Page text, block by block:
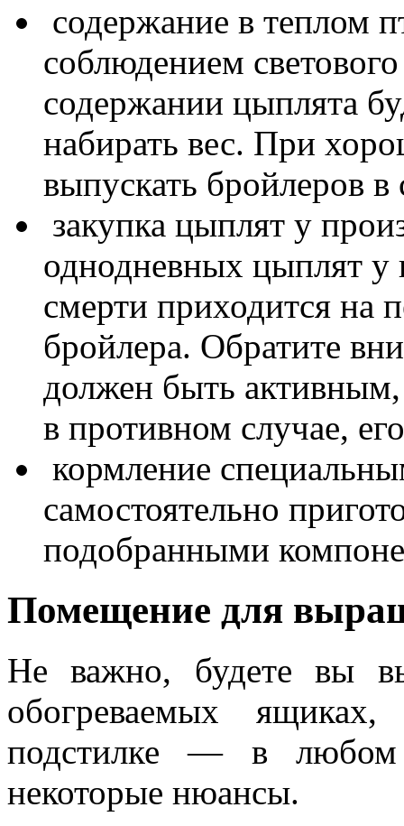
содержание в теплом
соблюдением
содержании цыплята
набирать вес. При
выпускать бройлеров
закупка цыплят у
однодневных цыплят у
смерти приходится на
бройлера. Обратите
должен быть
в противном случае,
кормление
самостоятельно
подобранными
Помещение для
Не важно, будете вы
обогреваемых
подстилке — в любом
некоторые нюансы.